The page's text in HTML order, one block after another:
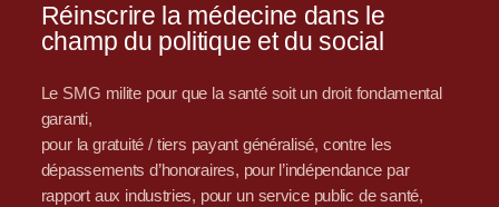
Réinscrire la médecine dans le
champ du politique et du social
Le SMG milite pour que la santé soit un droit fondamental
garanti,
pour la gratuité / tiers payant généralisé, contre les
dépassements d’honoraires, pour l’indépendance par
rapport aux industries, pour un service public de santé,